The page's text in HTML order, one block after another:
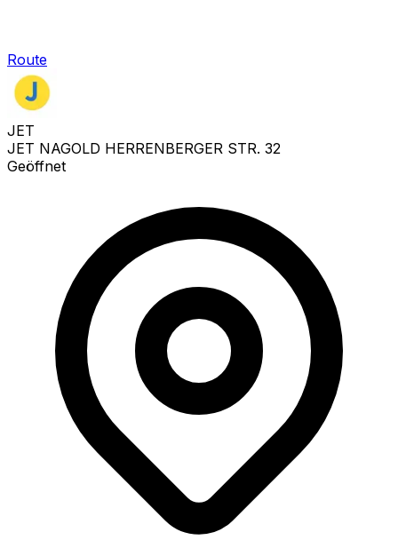
Route
JET
JET NAGOLD HERRENBERGER STR. 32
Geöffnet